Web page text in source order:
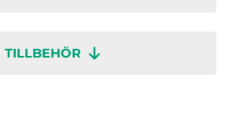
TILLBEHÖR